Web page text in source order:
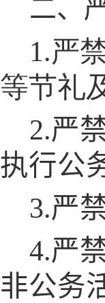
二、
1.严
等节礼
2.严
执行公
3.严
4.严
非公务